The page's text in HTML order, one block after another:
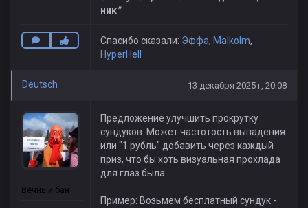
ник"
Спасибо сказали: Эффа, Malkolm,
HyperHell
Deutsch 13 декабря 2025 г, 20:08
Вечный бан
Предложение улучшить прокрутку
сундуков. Может частотость выпадения
или "1 рубль" добавить через каждый
приз, что бы хоть визуальная прохлада
для глаз была.
Пример: Возьмем бесплатный сундук -